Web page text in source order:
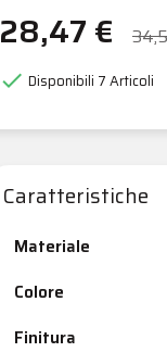
28,47 €
 Disponibili 7 Articoli
Caratteristiche
Materiale
Colore
Finitura